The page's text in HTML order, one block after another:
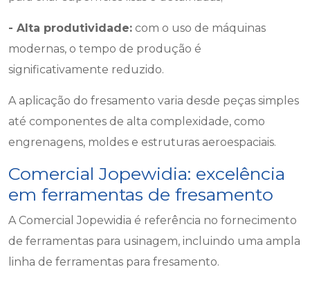
- Alta produtividade: com o uso de máquinas
modernas, o tempo de produção é
significativamente reduzido.
A aplicação do fresamento varia desde peças simples
até componentes de alta complexidade, como
engrenagens, moldes e estruturas aeroespaciais.
Comercial Jopewidia: excelência
em ferramentas de fresamento
A Comercial Jopewidia é referência no fornecimento
de ferramentas para usinagem, incluindo uma ampla
linha de ferramentas para fresamento.